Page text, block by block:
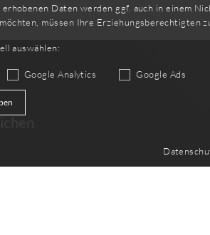
Daten werden ggf. auch in einem
müssen Ihre Erziehungsberechtigten
auswählen:
Google Analytics Google Ads
und ein